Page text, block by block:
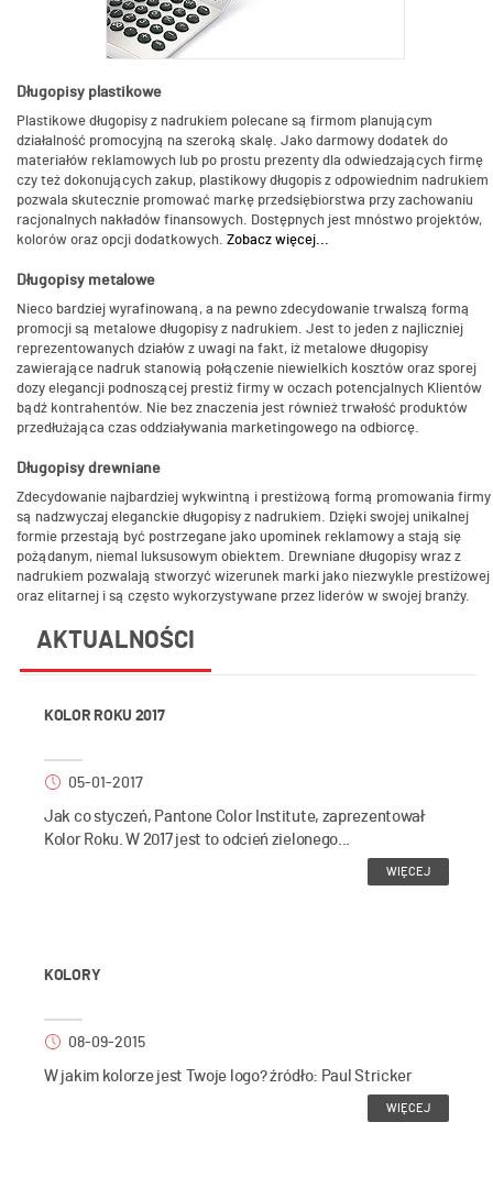
Długopisy plastikowe
Plastikowe długopisy z nadrukiem polecane są firmom planującym
działalność promocyjną na szeroką skalę. Jako darmowy dodatek do
materiałów reklamowych lub po prostu prezenty dla odwiedzających firmę
czy też dokonujących zakup, plastikowy długopis z odpowiednim nadrukiem
pozwala skutecznie promować markę przedsiębiorstwa przy zachowaniu
racjonalnych nakładów finansowych. Dostępnych jest mnóstwo projektów,
kolorów oraz opcji dodatkowych. Zobacz więcej...
Długopisy metalowe
Nieco bardziej wyrafinowaną, a na pewno zdecydowanie trwalszą formą
promocji są metalowe długopisy z nadrukiem. Jest to jeden z najliczniej
reprezentowanych działów z uwagi na fakt, iż metalowe długopisy
zawierające nadruk stanowią połączenie niewielkich kosztów oraz sporej
dozy elegancji podnoszącej prestiż firmy w oczach potencjalnych Klientów
bądź kontrahentów. Nie bez znaczenia jest również trwałość produktów
przedłużająca czas oddziaływania marketingowego na odbiorcę.
Długopisy drewniane
Zdecydowanie najbardziej wykwintną i prestiżową formą promowania firmy
są nadzwyczaj eleganckie długopisy z nadrukiem. Dzięki swojej unikalnej
formie przestają być postrzegane jako upominek reklamowy a stają się
pożądanym, niemal luksusowym obiektem. Drewniane długopisy wraz z
nadrukiem pozwalają stworzyć wizerunek marki jako niezwykle prestiżowej
oraz elitarnej i są często wykorzystywane przez liderów w swojej branży.
AKTUALNOŚCI
KOLOR ROKU 2017
05-01-2017
Jak co styczeń, Pantone Color Institute, zaprezentował
Kolor Roku. W 2017 jest to odcień zielonego...
WIĘCEJ
KOLORY
08-09-2015
W jakim kolorze jest Twoje logo? źródło: Paul Stricker
WIĘCEJ